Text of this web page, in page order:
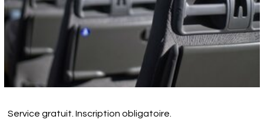
Service gratuit. Inscription obligatoire.